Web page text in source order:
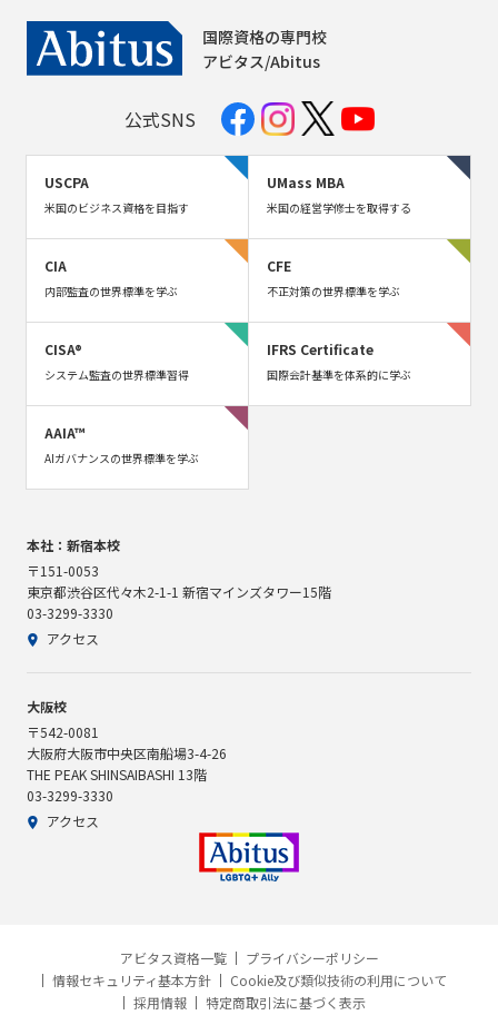
国際資格の専門校
アビタス/Abitus
公式SNS
USCPA
米国のビジネス資格を目指す
UMass MBA
米国の経営学修士を取得する
CIA
内部監査の世界標準を学ぶ
CFE
不正対策の世界標準を学ぶ
CISA®
システム監査の世界標準習得
IFRS Certificate
国際会計基準を体系的に学ぶ
AAIA™
AIガバナンスの世界標準を学ぶ
本社：新宿本校
〒151-0053
東京都渋谷区代々木2-1-1 新宿マインズタワー15階
03-3299-3330
アクセス
大阪校
〒542-0081
大阪府大阪市中央区南船場3-4-26
THE PEAK SHINSAIBASHI 13階
03-3299-3330
アクセス
アビタス資格一覧
プライバシーポリシー
情報セキュリティ基本方針
Cookie及び類似技術の利用について
採用情報
特定商取引法に基づく表示